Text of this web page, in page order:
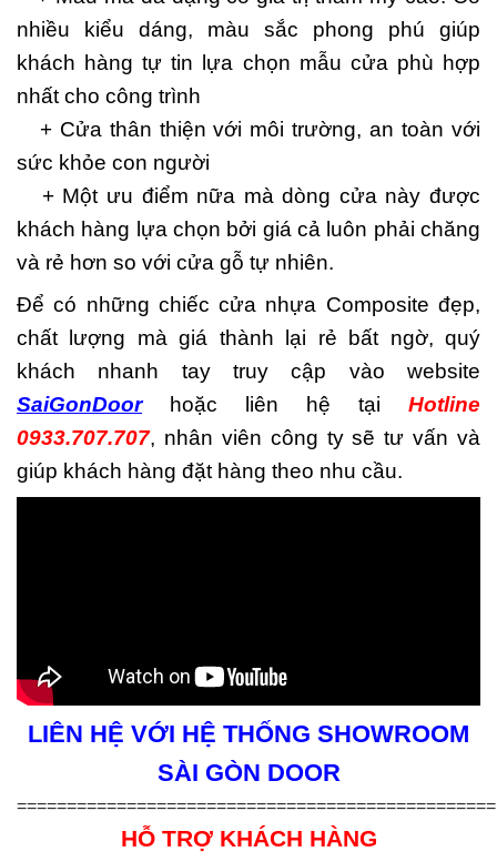
nhiều kiểu dáng, màu sắc phong phú giúp
khách hàng tự tin lựa chọn mẫu cửa phù hợp
nhất cho công trình
+ Cửa thân thiện với môi trường, an toàn với
sức khỏe con người
+ Một ưu điểm nữa mà dòng cửa này được
khách hàng lựa chọn bởi giá cả luôn phải chăng
và rẻ hơn so với cửa gỗ tự nhiên.
Để có những chiếc cửa nhựa Composite đẹp,
chất lượng mà giá thành lại rẻ bất ngờ, quý
khách nhanh tay truy cập vào website
SaiGonDoorhoặc liên hệ tại Hotline
0933.707.707, nhân viên công ty sẽ tư vấn và
giúp khách hàng đặt hàng theo nhu cầu.
LIÊN HỆ VỚI HỆ THỐNG SHOWROOM
SÀI GÒN DOOR
================================================
HỖ TRỢ KHÁCH HÀNG